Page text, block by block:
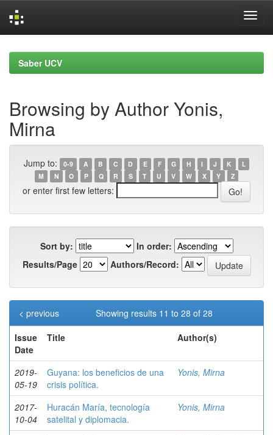
navigationSaber UCV
Browsing by Author Yonis,
Mirna
Jump to: 0-9 A B C D E F G H I J K
L
M
N O P Q R S T U V W X Y Z
or enter first few letters:
Sort by:
In order:
Results/Page
Authors/Record:
Showing results 11 to 28 of 28
< previous
Issue
Date
Title Author(s)
2019-
05-19
Guyana: los beneficios de una
crisis política.
Yonis, Mirna
2017-
10-04
Huracán María, tecnología
satelital y diplomacia.
Yonis, Mirna